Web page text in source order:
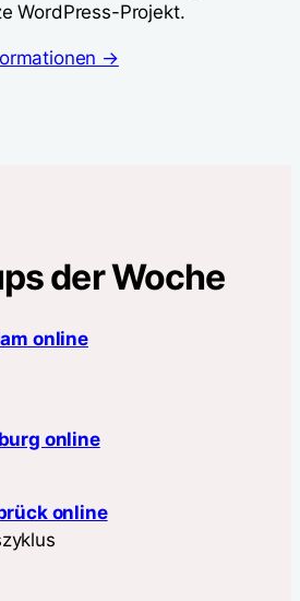
WordPress-Projekt.
→
der Woche
online
online
online